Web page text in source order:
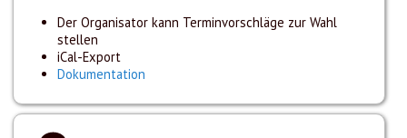
Der Organisator kann Terminvorschläge zur Wahl
stellen
iCal-Export
Dokumentation